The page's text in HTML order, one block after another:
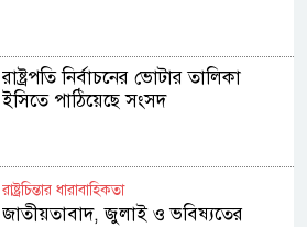
রাষ্ট্রপতি নির্বাচনের ভোটার তালিকা
ইসিতে পাঠিয়েছে সংসদ
রাষ্ট্রচিন্তার ধারাবাহিকতা
জাতীয়তাবাদ, জুলাই ও ভবিষ্যতের